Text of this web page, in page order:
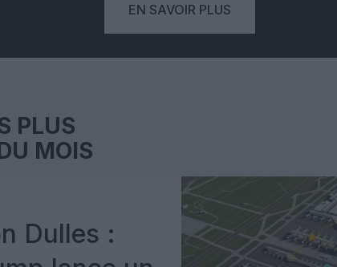
EN SAVOIR PLUS
PLUS
MOIS
Dulles :